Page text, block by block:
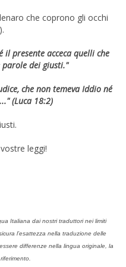
che coprono gli occhi
il presente acceca quelli che
parole dei giusti."
che non temeva Iddio né
(Luca 18:2)
leggi!
Italiana dai nostri traduttori nei limiti
l’esattezza nella traduzione delle
differenze nella lingua originale, la